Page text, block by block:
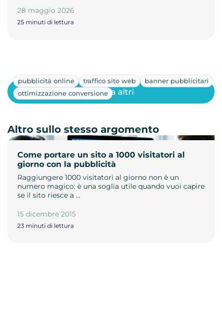
28 maggio 2026
25 minuti di lettura
pubblicità online traffico sito web
banner pubblicitari
ottimizzazione conversione
Come portare un sito a 1000 visitatori al
giorno con la pubblicità
Raggiungere 1000 visitatori al giorno non è un
numero magico: è una soglia utile quando vuoi capire
se il sito riesce a …
15 dicembre 2015
23 minuti di lettura
Mostra altri
Altro sullo stesso argomento